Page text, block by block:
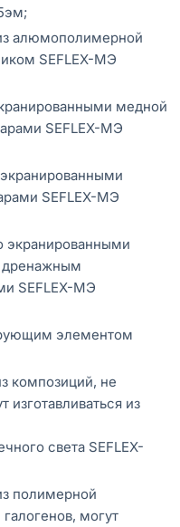
алюмополимерной
SEFLEX-MЭ
медной
SEFLEX-MЭ
SEFLEX-MЭ
экранированными
SEFLEX-MЭ
элементом
композиций, не
из
света SEFLEX-
полимерной
могут